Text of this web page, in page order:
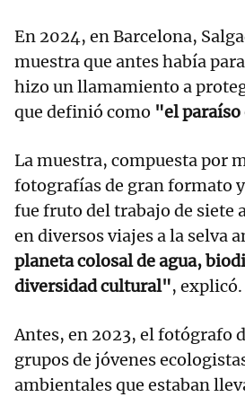
En 2024, en Barcelona,
muestra que antes había
hizo un llamamiento a
que definió como "el
La muestra, compuesta por
fotografías de gran formato
fue fruto del trabajo de siete
en diversos viajes a la selva
planeta colosal de agua,
diversidad cultural", explicó.
Antes, en 2023, el fotógrafo
grupos de jóvenes
ambientales que estaban